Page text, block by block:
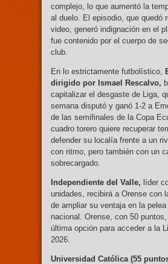
complejo, lo que aumentó la
al duelo. El episodio, que quedó
video, generó indignación en el
fue contenido por el cuerpo de
club.
En lo estrictamente futbolístico,
dirigido por Ismael Rescalvo,
capitalizar el desgaste de Liga,
semana disputó y ganó 1-2 a
de las semifinales de la Copa
cuadro torero quiere recuperar
defender su localía frente a un
con ritmo, pero también con un
sobrecargado.
Independiente del Valle, líder
unidades, recibirá a Orense con
de ampliar su ventaja en la
nacional. Orense, con 50
última opción para acceder a la
2026.
Universidad Católica (55